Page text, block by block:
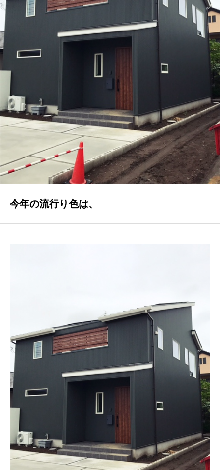
COMPANY
株式会社かなう家の紹介
STAFF
スタッフ紹介
BLOG
「本日も絶好調さまです！』代表・窪田 純一のブログ
CONTACT
お問い合わせ
今年の流行り色は、